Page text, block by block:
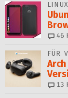
46
FÜR
13